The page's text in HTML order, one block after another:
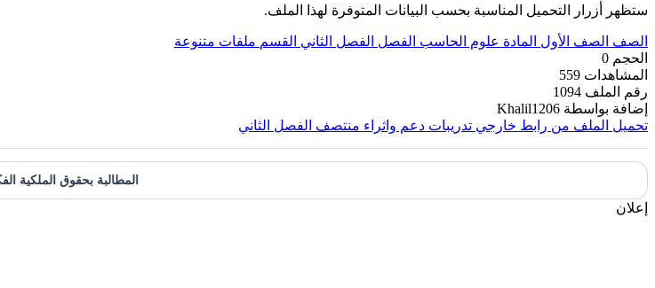
ستظهر أزرار التحميل المناسبة بحسب البيانات المتوفرة لهذا الملف.
الصف الصف الأول المادة علوم الحاسب الفصل الفصل الثاني القسم ملفات متنوعة
الحجم 0
المشاهدات 559
رقم الملف 1094
إضافة بواسطة Khalil1206
تحميل الملف من رابط خارجي تدريبات دعم واثراء منتصف الفصل الثاني
المطالبة بحقوق الملكية
إعلان